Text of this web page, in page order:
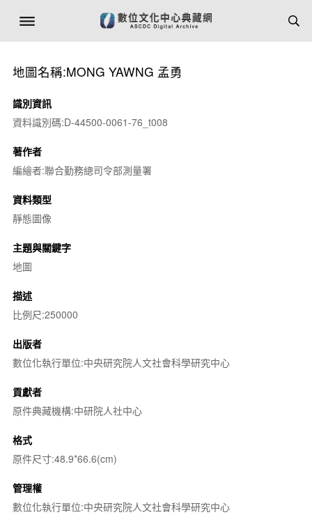
地圖名稱:MONG YAWNG 孟勇
識別資訊
資料識別碼:D-44500-0061-76_t008
著作者
編繪者:聯合勤務總司令部測量署
資料類型
靜態圖像
主題與關鍵字
地圖
描述
比例尺:250000
出版者
數位化執行單位:中央研究院人文社會科學研究中心
貢獻者
原件典藏機構:中研院人社中心
格式
原件尺寸:48.9*66.6(cm)
管理權
數位化執行單位:中央研究院人文社會科學研究中心